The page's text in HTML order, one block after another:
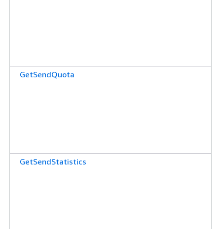
GetSendQuota
GetSendStatistics